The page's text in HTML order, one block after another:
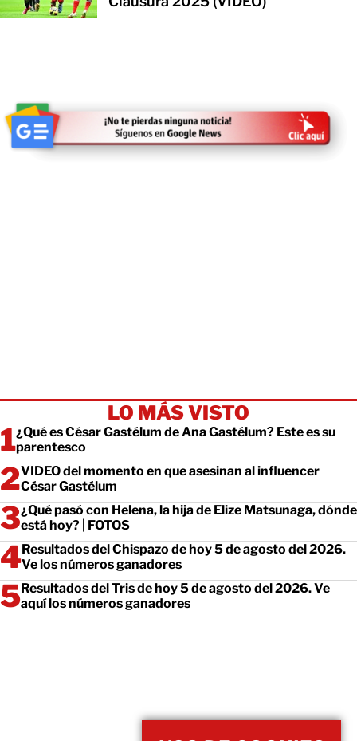
LO MÁS VISTO
¿Qué es César Gastélum de Ana Gastélum? Este es su
parentesco
VIDEO del momento en que asesinan al influencer
César Gastélum
¿Qué pasó con Helena, la hija de Elize Matsunaga, dónde
está hoy? | FOTOS
Resultados del Chispazo de hoy 5 de agosto del 2026.
Ve los números ganadores
Resultados del Tris de hoy 5 de agosto del 2026. Ve
aquí los números ganadores